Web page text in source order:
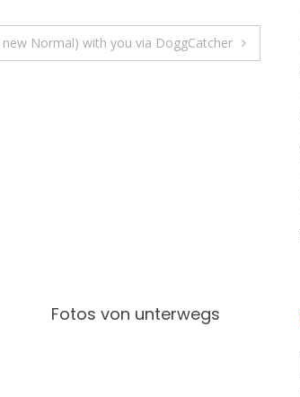
Normal) with you via DoggCatcher
Fotos von unterwegs